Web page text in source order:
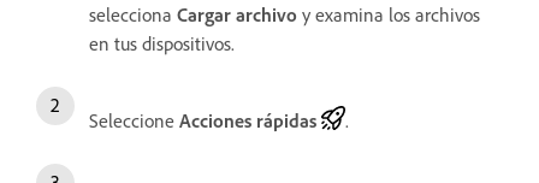
selecciona Cargar archivo y examina los archivos
en tus dispositivos.
Seleccione Acciones rápidas .